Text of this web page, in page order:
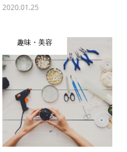
2020.01.25
趣味・美容